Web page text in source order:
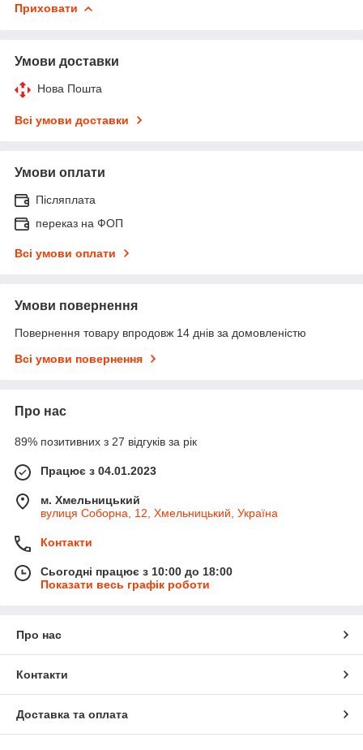
Приховати
Умови доставки
Нова Пошта
Всі умови доставки
Умови оплати
Післяплата
переказ на ФОП
Всі умови оплати
Умови повернення
Повернення товару впродовж 14 днів за домовленістю
Всі умови повернення
Про нас
89% позитивних з 27 відгуків за рік
Працює з 04.01.2023
м. Хмельницький
вулиця Соборна, 12, Хмельницький, Україна
Контакти
Сьогодні працює з 10:00 до 18:00
Показати весь графік роботи
Про нас
Контакти
Доставка та оплата